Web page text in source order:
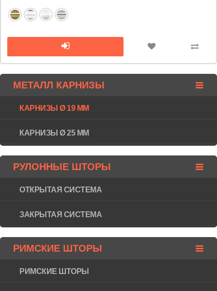
МЕТАЛЛ КАРНИЗЫ
КАРНИЗЫ Ø 19 ММ
КАРНИЗЫ Ø 25 ММ
РУЛОННЫЕ ШТОРЫ
ОТКРЫТАЯ СИСТЕМА
ЗАКРЫТАЯ СИСТЕМА
РИМСКИЕ ШТОРЫ
РИМСКИЕ ШТОРЫ